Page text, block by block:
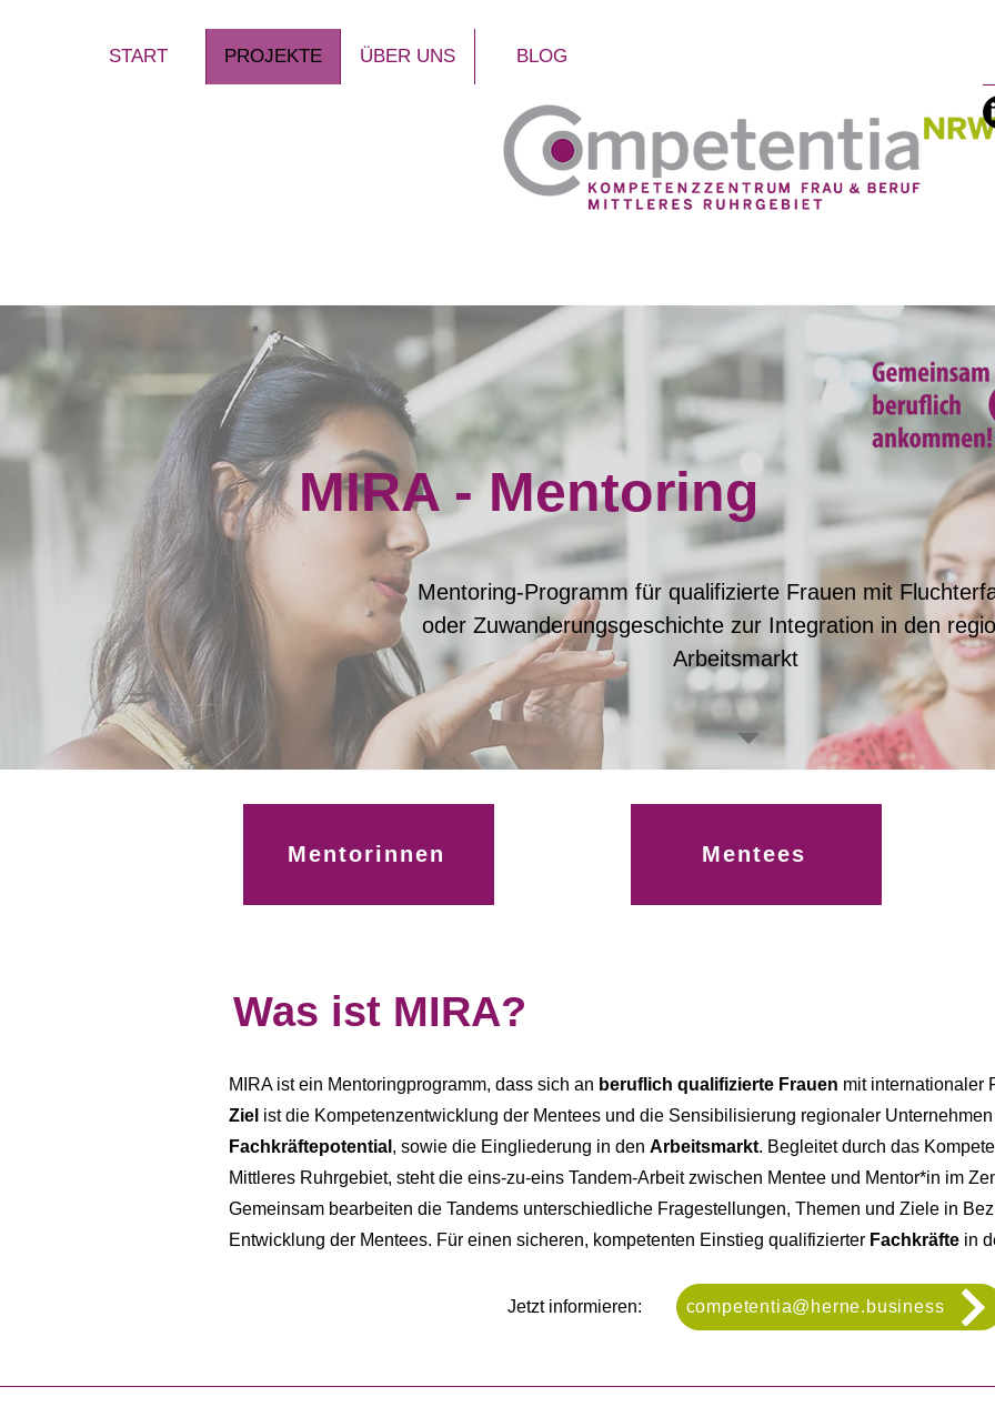
START PROJEKTE ÜBER UNS BLOG
MIRA - Mentoring
Mentoring-Programm für qualifizierte Frauen mit
oder Zuwanderungsgeschichte zur Integration in den
Arbeitsmarkt
Mentorinnen Mentees
Was ist MIRA?
MIRA ist ein Mentoringprogramm, dass sich an beruflich qualifizierte Frauen mit internationaler
Ziel ist die Kompetenzentwicklung der Mentees und die Sensibilisierung regionaler
Fachkräftepotential , sowie die Eingliederung in den Arbeitsmarkt. Begleitet durch das
Mittleres Ruhrgebiet, steht die eins-zu-eins Tandem-Arbeit zwischen Mentee und Mentor*in im
Gemeinsam bearbeiten die Tandems unterschiedliche Fragestellungen, Themen und Ziele in
Entwicklung der Mentees. Für einen sicheren, kompetenten Einstieg qualifizierter Fachkräfte in
Jetzt informieren: competentia@herne.business